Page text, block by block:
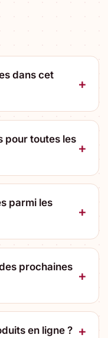
dans cet
pour toutes les
parmi les
prochaines
en ligne ?